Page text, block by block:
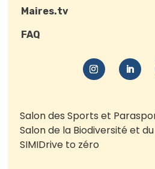
Maires.tv
FAQ
Salon des Sports et
Salon de la Biodiversité et
SIMIDrive to zéro